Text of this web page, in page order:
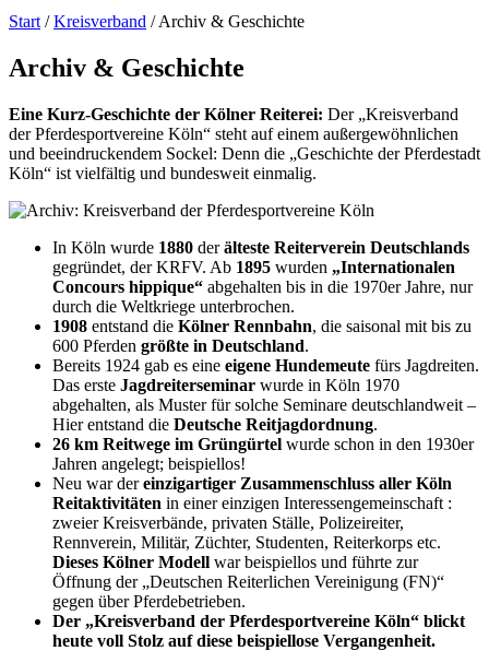
Start /Kreisverband /Archiv & Geschichte
Archiv & Geschichte
Eine Kurz-Geschichte der Kölner Reiterei: Der „Kreisverband
der Pferdesportvereine Köln“ steht auf einem außergewöhnlichen
und beeindruckendem Sockel: Denn die „Geschichte der Pferdestadt
Köln“ ist vielfältig und bundesweit einmalig.
In Köln wurde 1880 derälteste Reiterverein Deutschlands
gegründet, der KRFV. Ab 1895 wurden „Internationalen
Concours hippique“ abgehalten bis in die 1970er Jahre, nur
durch die Weltkriege unterbrochen.
1908 entstand die Kölner Rennbahn, die saisonal mit bis zu
600 Pferden größte in Deutschland.
Bereits 1924 gab es eine eigene Hundemeute fürs Jagdreiten.
Das erste Jagdreiterseminar wurde in Köln 1970
abgehalten, als Muster für solche Seminare deutschlandweit –
Hier entstand die Deutsche Reitjagdordnung.
26 km Reitwege im Grüngürtel wurde schon in den 1930er
Jahren angelegt; beispiellos!
Neu war dereinzigartiger Zusammenschluss aller Köln
Reitaktivitäten in einer einzigen Interessengemeinschaft :
zweier Kreisverbände, privaten Ställe, Polizeireiter,
Rennverein, Militär, Züchter, Studenten, Reiterkorps etc.
Dieses Kölner Modell war beispiellos und führte zur
Öffnung der „Deutschen Reiterlichen Vereinigung (FN)“
gegen über Pferdebetrieben.
Der „Kreisverband der Pferdesportvereine Köln“ blickt
heute voll Stolz auf diese beispiellose Vergangenheit.